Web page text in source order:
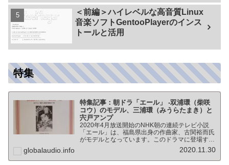
【ES9038PRO Vs AK4499EX】＞
＜前編＞ハイレベルな高音質Linux
音楽ソフトGentooPlayerのインス
トールと活用
特集
特集記事：朝ドラ「エール」 -双浦環（柴咲
コウ）のモデル、三浦環（みうらたまき）と
宍戸アンプ
2020年4月放送開始のNHK朝の連続テレビ小説
「エール」は、福島県出身の作曲家、古関裕而氏
がモデルとなっています。このドラマに登場する
戦前の声楽家、三浦環さんと、本サイトにも登場
する宍戸公一氏のアンプ（著書「送信管によるシ
ングルアンプ製作…
globalaudio.info 2020.11.30